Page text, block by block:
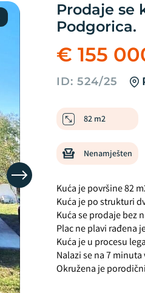
Prodaje se
Podgorica.
€ 155
ID: 524/25
82 m2
Nenamješten
Kuća je površine 82
Kuća je po strukturi
Kuća se prodaje bez
Plac ne plavi rađena
Kuća je u procesu
Nalazi se na 7
Okružena je